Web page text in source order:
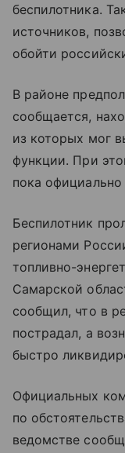
беспилотника.
источников,
обойти
В районе
сообщается,
из которых мог
функции. При
пока
Беспилотник
регионами
топливно-
Самарской
сообщил, что в
пострадал, а
быстро
Официальных
по
ведомстве